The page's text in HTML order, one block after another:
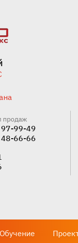
продаж
99-49
66-66
Обучение